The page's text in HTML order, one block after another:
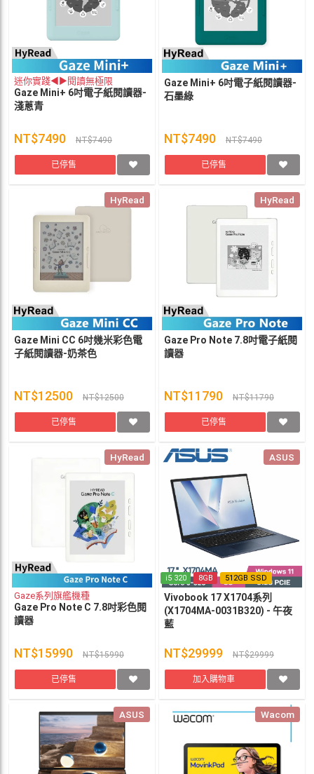
迷你實踐◀▶閱讀無極限
Gaze Mini+ 6吋電子紙閱讀器-
淺蔥青
NT$7490 NT$7490
已停售
Gaze Mini+ 6吋電子紙閱讀器-
石墨綠
NT$7490 NT$7490
已停售
HyRead
Gaze Mini CC 6吋幾米彩色電
子紙閱讀器-奶茶色
NT$12500 NT$12500
已停售
HyRead
Gaze Pro Note 7.8吋電子紙閱
讀器
NT$11790 NT$11790
已停售
HyRead
Gaze系列旗艦機種
Gaze Pro Note C 7.8吋彩色閱
讀器
NT$15990 NT$15990
已停售
ASUS
i5 320 8GB 512GB SSD
Vivobook 17 X1704系列
(X1704MA-0031B320) - 午夜
藍
NT$29999 NT$29999
加入購物車
ASUS Wacom